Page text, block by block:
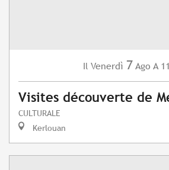
Il Venerdì 7 Ago A
Visites découverte de
CULTURALE
Kerlouan